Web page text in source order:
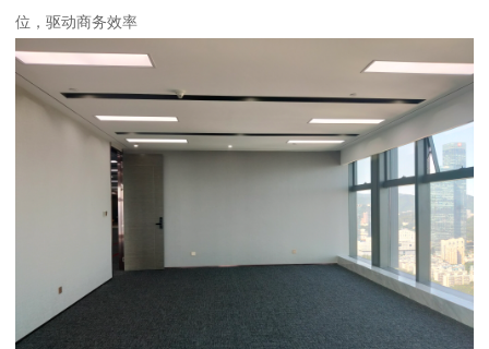
位，驱动商务效率